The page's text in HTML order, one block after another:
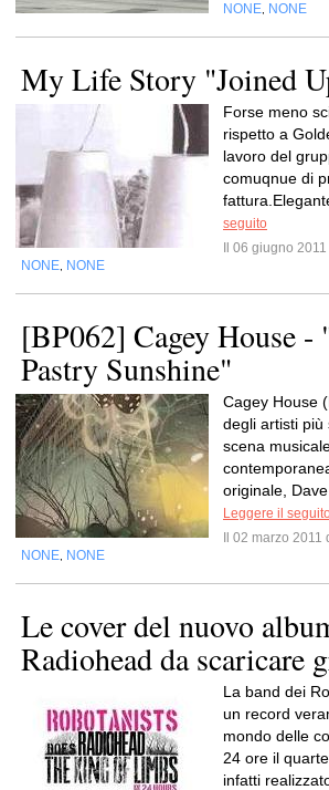
NONE NONE
My Life Story "Joined
Forse meno
rispetto a
lavoro del
comuqnue di
seguito
Il 06 giugno
NONE NONE
[BP062] Cagey House -
Pastry Sunshine"
Cagey House
degli artisti più
scena
originale, Dave
Leggere il
Il 02 marzo 2011
NONE NONE
Le cover del nuovo
Radiohead da scaricare
La band dei
un record
mondo delle
24 ore il
infatti